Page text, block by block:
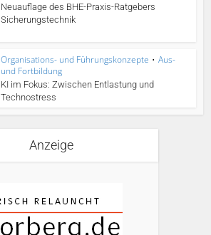
Neuauflage des BHE-Praxis-Ratgebers
Sicherungstechnik
Organisations- und Führungskonzepte • Aus-
und Fortbildung
KI im Fokus: Zwischen Entlastung und
Technostress
Anzeige